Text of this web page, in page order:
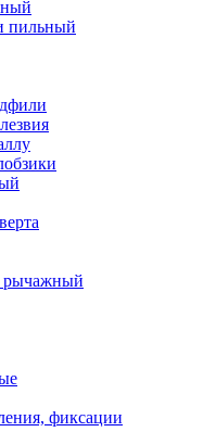
пильный
рычажный
фиксации